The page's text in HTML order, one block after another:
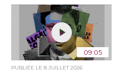
09:05
PUBLIÉE LE8 JUILLET 2026